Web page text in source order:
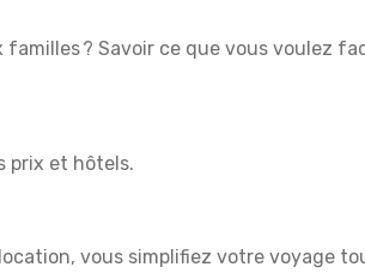
? Savoir ce que vous voulez
prix et hôtels.
vous simplifiez votre voyage